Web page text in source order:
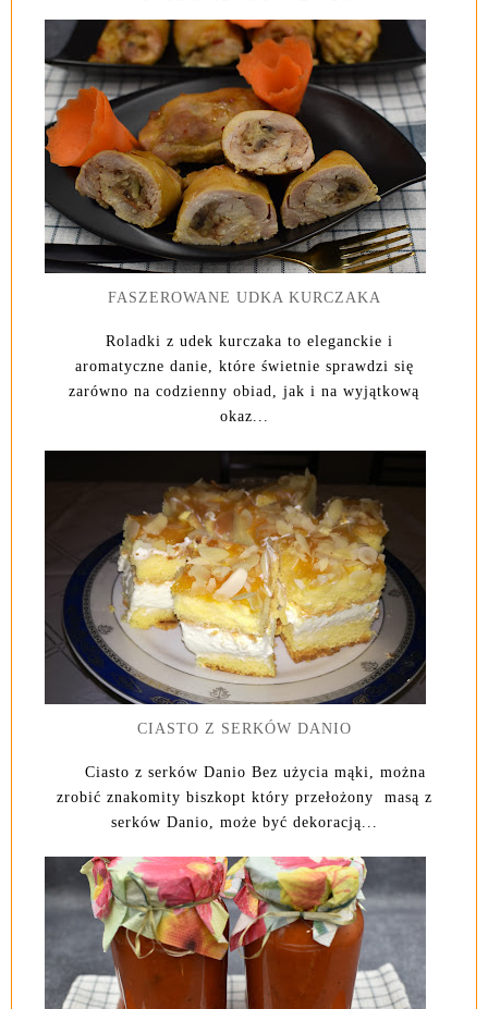
FASZEROWANE UDKA KURCZAKA
Roladki z udek kurczaka to eleganckie i
aromatyczne danie, które świetnie sprawdzi się
zarówno na codzienny obiad, jak i na wyjątkową
okaz...
CIASTO Z SERKÓW DANIO
Ciasto z serków Danio Bez użycia mąki, można
zrobić znakomity biszkopt który przełożony masą z
serków Danio, może być dekoracją...